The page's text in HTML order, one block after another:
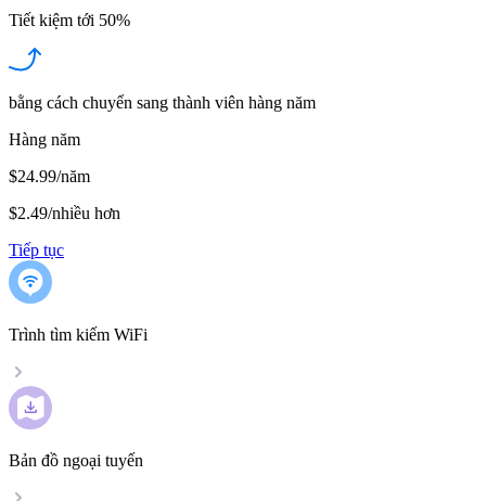
Tiết kiệm tới 50%
bằng cách chuyển sang thành viên hàng năm
Hàng năm
$24.99/năm
$2.49/nhiều hơn
Tiếp tục
Trình tìm kiếm WiFi
Bản đồ ngoại tuyến